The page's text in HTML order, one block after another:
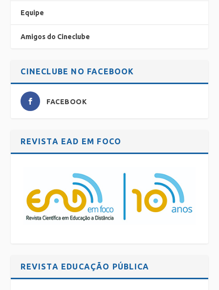
Equipe
Amigos do Cineclube
CINECLUBE NO FACEBOOK
FACEBOOK
REVISTA EAD EM FOCO
REVISTA EDUCAÇÃO PÚBLICA